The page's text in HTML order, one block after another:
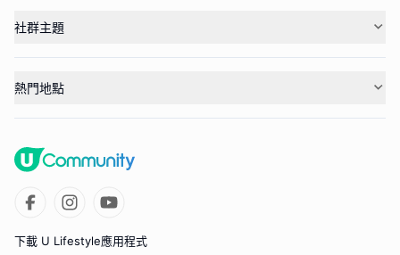
社群主題
熱門地點
下載 U Lifestyle應用程式